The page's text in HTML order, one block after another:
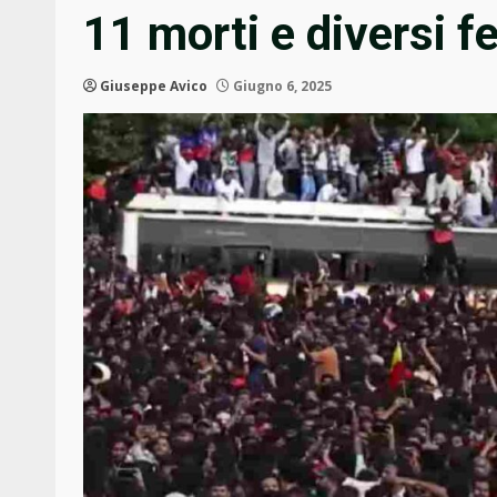
11 morti e diversi
Giuseppe Avico Giugno 6, 2025